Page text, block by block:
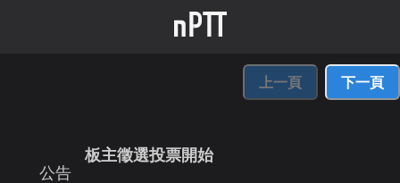
上一頁 下一頁
公告
板主徵選投票開始